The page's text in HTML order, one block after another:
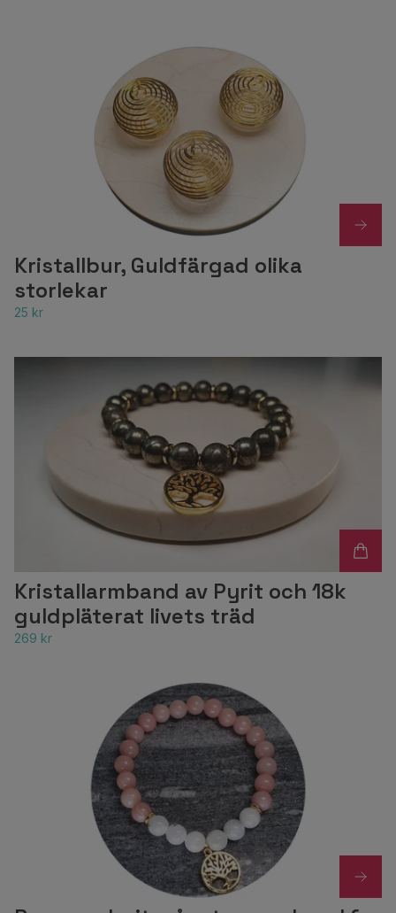
Kristallbur, Guldfärgad olika
storlekar
25 kr
Kristallarmband av Pyrit och 18k
guldpläterat livets träd
269 kr